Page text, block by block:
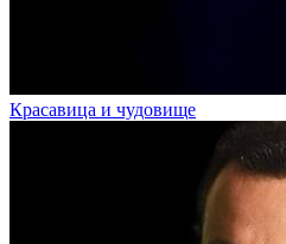
Красавица и чудовище